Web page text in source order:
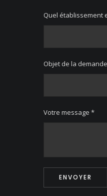
Quel établissement
Objet de la demande
Votre message *
ENVOYER